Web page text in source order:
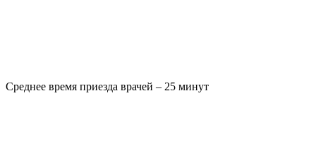
Среднее время приезда врачей – 25 минут